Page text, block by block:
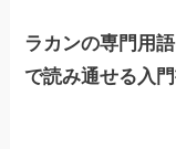
ラカンの専門用
で読み通せる入